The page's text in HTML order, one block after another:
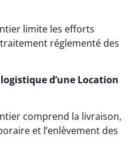
limite les efforts
réglementé des
d’une Location
comprend la livraison,
et l’enlèvement des